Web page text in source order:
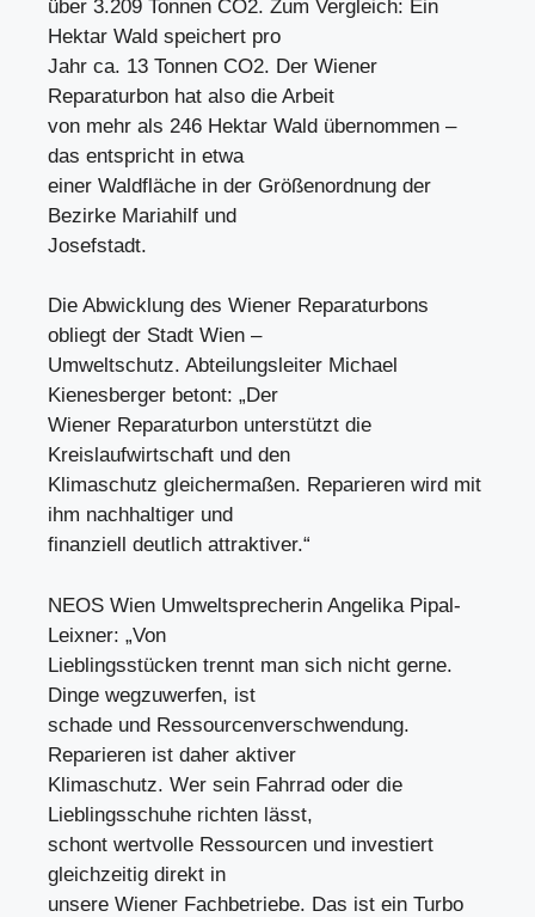
über 3.209 Tonnen CO2. Zum Vergleich: Ein
Hektar Wald speichert pro
Jahr ca. 13 Tonnen CO2. Der Wiener
Reparaturbon hat also die Arbeit
von mehr als 246 Hektar Wald übernommen –
das entspricht in etwa
einer Waldfläche in der Größenordnung der
Bezirke Mariahilf und
Josefstadt.
Die Abwicklung des Wiener Reparaturbons
obliegt der Stadt Wien –
Umweltschutz. Abteilungsleiter Michael
Kienesberger betont: „Der
Wiener Reparaturbon unterstützt die
Kreislaufwirtschaft und den
Klimaschutz gleichermaßen. Reparieren wird mit
ihm nachhaltiger und
finanziell deutlich attraktiver.“
NEOS Wien Umweltsprecherin Angelika Pipal-
Leixner: „Von
Lieblingsstücken trennt man sich nicht gerne.
Dinge wegzuwerfen, ist
schade und Ressourcenverschwendung.
Reparieren ist daher aktiver
Klimaschutz. Wer sein Fahrrad oder die
Lieblingsschuhe richten lässt,
schont wertvolle Ressourcen und investiert
gleichzeitig direkt in
unsere Wiener Fachbetriebe. Das ist ein Turbo